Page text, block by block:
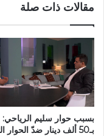
مقالات ذات صلة
بسبب حوار سليم
بـ50 ألف دينار ضدّ الحوار التونسي